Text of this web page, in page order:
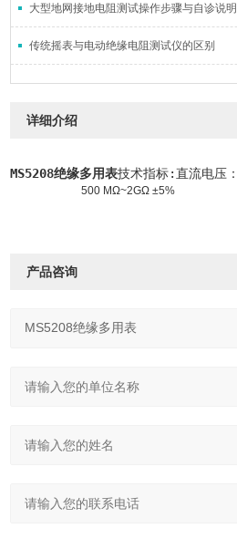
大型地网接地电阻测试操作步骤与自诊说明
传统摇表与电动绝缘电阻测试仪的区别
详细介绍
MS5208绝缘多用表技术指标:直流电
500 MΩ~2GΩ ±5%
产品咨询